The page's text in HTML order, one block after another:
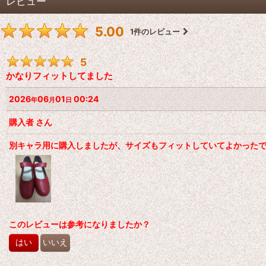
5.00 1件のレビュー
5
かなりフィットしてました
2026年06月01 日00:24
購入者さん
別キャラ用に購入しましたが、サイズもフィットしていてよかった
このレビューは参考になりましたか？
はい いいえ